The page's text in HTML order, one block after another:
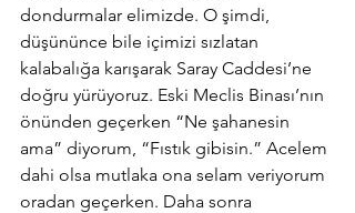
dondurmalar elimizde. O şimdi,
düşününce bile içimizi sızlatan
kalabalığa karışarak Saray Caddesi’ne
doğru yürüyoruz. Eski Meclis Binası’nın
önünden geçerken “Ne şahanesin
ama” diyorum, “Fıstık gibisin.” Acelem
dahi olsa mutlaka ona selam veriyorum
oradan geçerken. Daha sonra